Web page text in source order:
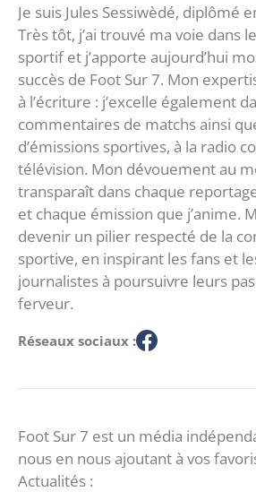
Je suis Jules Sessiwèdé, diplômé
Très tôt, j’ai trouvé ma voie dans
sportif et j’apporte aujourd’hui
succès de Foot Sur 7. Mon
à l’écriture : j’excelle également
commentaires de matchs ainsi
d’émissions sportives, à la radio
télévision. Mon dévouement au
transparaît dans chaque
et chaque émission que j’anime.
devenir un pilier respecté de la
sportive, en inspirant les fans et
journalistes à poursuivre leurs
ferveur.
Réseaux sociaux :
Foot Sur 7 est un média
nous en nous ajoutant à vos
Actualités :